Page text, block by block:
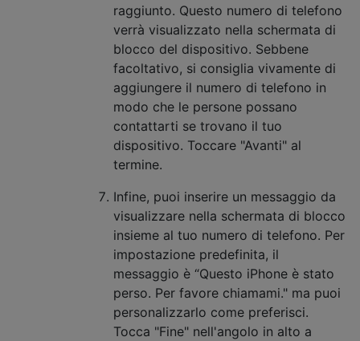
raggiunto. Questo numero di telefono
verrà visualizzato nella schermata di
blocco del dispositivo. Sebbene
facoltativo, si consiglia vivamente di
aggiungere il numero di telefono in
modo che le persone possano
contattarti se trovano il tuo
dispositivo. Toccare "Avanti" al
termine.
Infine, puoi inserire un messaggio da
visualizzare nella schermata di blocco
insieme al tuo numero di telefono. Per
impostazione predefinita, il
messaggio è “Questo iPhone è stato
perso. Per favore chiamami." ma puoi
personalizzarlo come preferisci.
Tocca "Fine" nell'angolo in alto a